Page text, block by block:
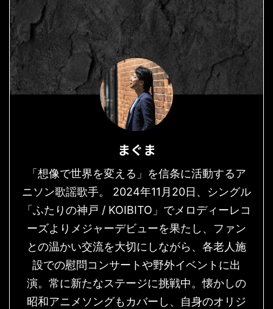
まぐま
「想像で世界を変える」を信条に活動するア
ニソン歌謡歌手。 2024年11月20日、シングル
「ふたりの神戸 / KOIBITO」でメロディーレコ
ーズよりメジャーデビューを果たし、ファン
との温かい交流を大切にしながら、各老人施
設での慰問コンサートや野外イベントに出
演。常に新たなステージに挑戦中。懐かしの
昭和アニメソングもカバーし、自身のオリジ